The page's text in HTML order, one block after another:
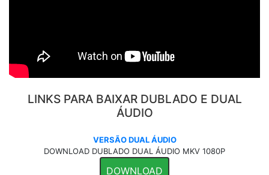
LINKS PARA BAIXAR DUBLADO E DUAL
ÁUDIO
VERSÃO DUAL ÁUDIO
DOWNLOAD DUBLADO DUAL ÁUDIO MKV 1080P
DOWNLOAD